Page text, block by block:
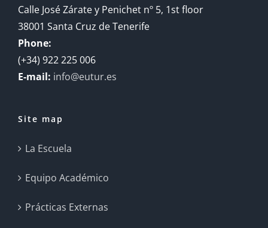
Calle José Zárate y Penichet nº 5, 1st floor
38001 Santa Cruz de Tenerife
Phone:
(+34) 922 225 006
E-mail: info@eutur.es
Site map
La Escuela
Equipo Académico
Prácticas Externas